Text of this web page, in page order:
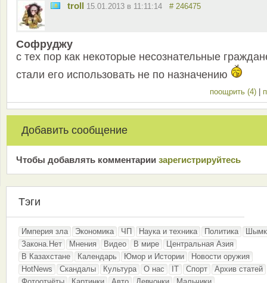
troll 15.01.2013 в 11:11:14 # 246475
Софруджу
с тех пор как некоторые несознательные
стали его использовать не по назначению
поощрить (4)
Добавить сообщение
Чтобы добавлять комментарии зарeгиcтрирyйтeсь
Тэги
Империя зла Экономика ЧП Наука и техника Политика
Закона.Нет
Мнения Видео В мире
Центральная Азия
В Казахстане
Календарь Юмор и Истории
Новости оружия
HotNews
Скандалы Культура О нас IT Спорт
Архив статей